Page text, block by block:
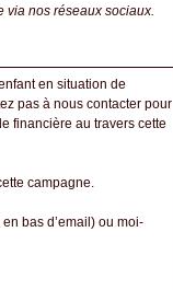
via nos réseaux sociaux.
en situation de
pas à nous contacter pour
financière au travers cette
campagne.
bas d’email) ou moi-